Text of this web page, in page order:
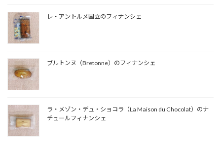
レ・アントルメ国立のフィナンシェ
ブルトンヌ（Bretonne）のフィナンシェ
ラ・メゾン・デュ・ショコラ（La Maison du Chocolat）のナ
チュールフィナンシェ